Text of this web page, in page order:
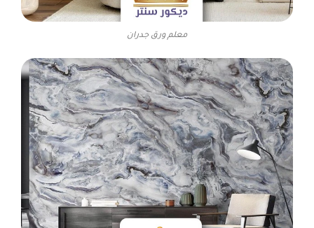
معلم ورق جدران